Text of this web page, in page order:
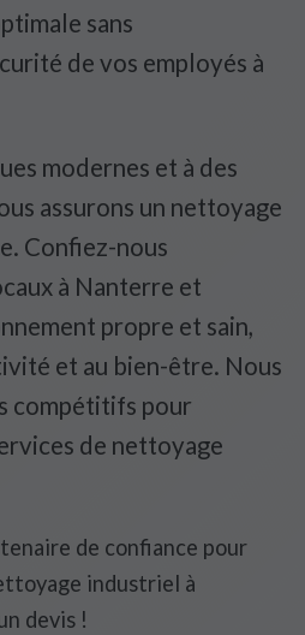
sans
de vos employés à
modernes et à des
assurons un nettoyage
Confiez-nous
à Nanterre et
propre et sain,
et au bien-être. Nous
compétitifs pour
de nettoyage
de confiance pour
industriel à
devis !